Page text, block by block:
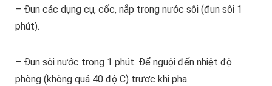
– Đun các dụng cụ, cốc, nắp trong nước sôi (đun sôi 1
phút).
– Đun sôi nước trong 1 phút. Để nguội đến nhiệt độ
phòng (không quá 40 độ C) trươc khi pha.